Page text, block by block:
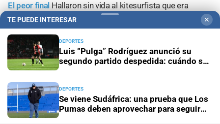
El peor final Hallaron sin vida al kitesurfista que era
buscado desde el jueves en la Laguna Setúbal
Femicidio en Córdoba
inquilinos de Barrelier fueron detenidos por
encubrimiento agravado
Tribunales de Santa Fe
imputación para la menor involucrada en el crimen
TE PUEDE INTERESAR ✕
DEPORTES
Luis “Pulga” Rodríguez anunció su
segundo partido despedida: cuándo se
DEPORTES
Se viene Sudáfrica: una prueba que Los
Pumas deben aprovechar para seguir